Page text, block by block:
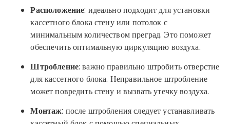
Расположение: идеально подходит для установки
кассетного блока стену или потолок с
минимальным количеством преград. Это поможет
обеспечить оптимальную циркуляцию воздуха.
Штробление: важно правильно штробить отверстие
для кассетного блока. Неправильное штробление
может повредить стену и вызвать утечку воздуха.
Монтаж: после штробления следует устанавливать